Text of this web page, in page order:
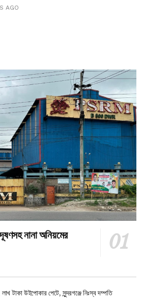
AGO
নানা অনিয়মের
টাকা উইপোকার পেটে, সুন্দরগঞ্জে নিঃস্ব দম্পতি